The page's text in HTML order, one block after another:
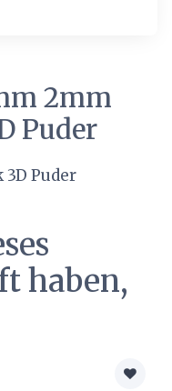
2mm
Puder
Puder
haben,